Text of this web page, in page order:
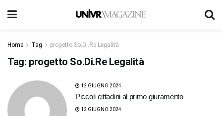
Home Tag progetto So.Di.Re Legalità
Tag: progetto So.Di.Re Legalità
12 GIUGNO 2024
Piccoli cittadini al primo giuramento
12 GIUGNO 2024